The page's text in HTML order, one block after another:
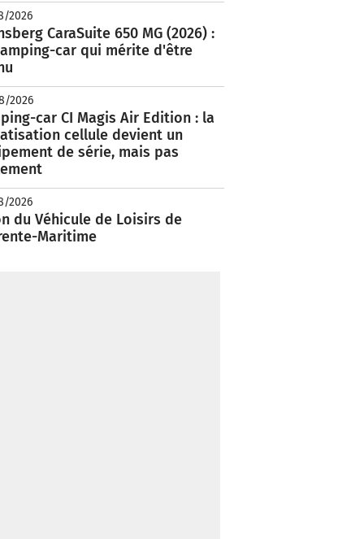
2026
CaraSuite 650 MG (2026) :
car qui mérite d'être
2026
car CI Magis Air Edition : la
cellule devient un
de série, mais pas
2026
du Véhicule de Loisirs de
Maritime